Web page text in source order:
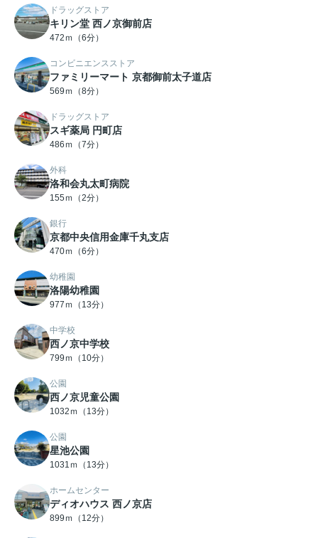
ドラッグストア
キリン堂 西ノ京御前店
472ｍ（6分）
コンビニエンスストア
ファミリーマート 京都御前太子道店
569ｍ（8分）
ドラッグストア
スギ薬局 円町店
486ｍ（7分）
外科
洛和会丸太町病院
155ｍ（2分）
銀行
京都中央信用金庫千丸支店
470ｍ（6分）
幼稚園
洛陽幼稚園
977ｍ（13分）
中学校
西ノ京中学校
799ｍ（10分）
公園
西ノ京児童公園
1032ｍ（13分）
公園
星池公園
1031ｍ（13分）
ホームセンター
ディオハウス 西ノ京店
899ｍ（12分）